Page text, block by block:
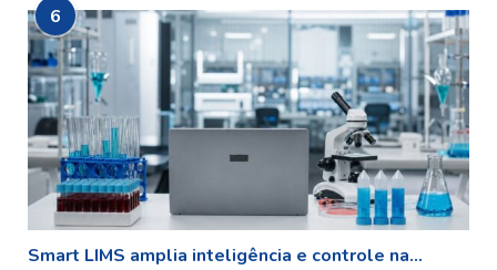
6
Smart LIMS amplia inteligência e controle na...